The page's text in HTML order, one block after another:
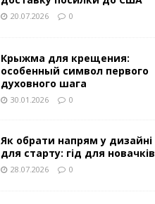
20.07.2026 0
Крыжма для крещения:
особенный символ первого
духовного шага
30.01.2026 0
Як обрати напрям у дизайні
для старту: гід для новачків
28.07.2026 0